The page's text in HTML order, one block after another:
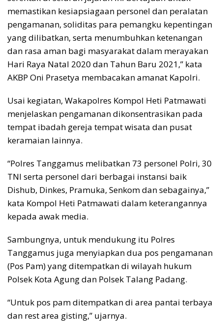
memastikan kesiapsiagaan personel dan peralatan
pengamanan, soliditas para pemangku kepentingan
yang dilibatkan, serta menumbuhkan ketenangan
dan rasa aman bagi masyarakat dalam merayakan
Hari Raya Natal 2020 dan Tahun Baru 2021,” kata
AKBP Oni Prasetya membacakan amanat Kapolri.
Usai kegiatan, Wakapolres Kompol Heti Patmawati
menjelaskan pengamanan dikonsentrasikan pada
tempat ibadah gereja tempat wisata dan pusat
keramaian lainnya.
“Polres Tanggamus melibatkan 73 personel Polri, 30
TNI serta personel dari berbagai instansi baik
Dishub, Dinkes, Pramuka, Senkom dan sebagainya,”
kata Kompol Heti Patmawati dalam keterangannya
kepada awak media.
Sambungnya, untuk mendukung itu Polres
Tanggamus juga menyiapkan dua pos pengamanan
(Pos Pam) yang ditempatkan di wilayah hukum
Polsek Kota Agung dan Polsek Talang Padang.
“Untuk pos pam ditempatkan di area pantai terbaya
dan rest area gisting,” ujarnya.